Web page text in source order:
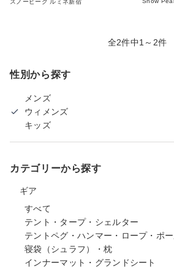
スノーピーク ルミネ新宿
全2件中1～2件
性別から探す
メンズ
ウィメンズ
キッズ
カテゴリーから探す
ギア
すべて
テント・タープ・シェルター
テントペグ・ハンマー・ロープ・ポ
寝袋（シュラフ）・枕
インナーマット・グランドシート